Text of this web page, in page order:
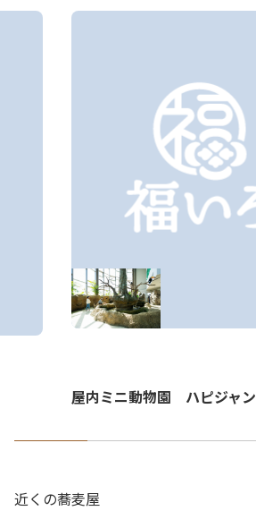
屋内ミニ動物園 ハピジャン
近くの蕎麦屋